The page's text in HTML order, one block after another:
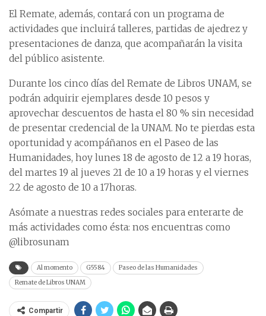
El Remate, además, contará con un programa de
actividades que incluirá talleres, partidas de ajedrez y
presentaciones de danza, que acompañarán la visita
del público asistente.
Durante los cinco días del Remate de Libros UNAM, se
podrán adquirir ejemplares desde 10 pesos y
aprovechar descuentos de hasta el 80 % sin necesidad
de presentar credencial de la UNAM. No te pierdas esta
oportunidad y acompáñanos en el Paseo de las
Humanidades, hoy lunes 18 de agosto de 12 a 19 horas,
del martes 19 al jueves 21 de 10 a 19 horas y el viernes
22 de agosto de 10 a 17horas.
Asómate a nuestras redes sociales para enterarte de
más actividades como ésta: nos encuentras como
@librosunam
Al momento G5584
Paseo de las Humanidades
Remate de Libros UNAM
Compartir